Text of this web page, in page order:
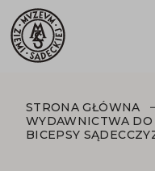
STRONA GŁÓWNA
WYDAWNICTWA